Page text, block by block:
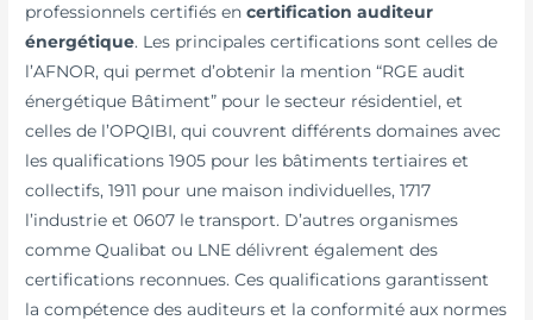
professionnels certifiés encertification auditeur
énergétique. Les principales certifications sont celles de
l’AFNOR, qui permet d’obtenir la mention “RGE audit
énergétique Bâtiment” pour le secteur résidentiel, et
celles de l’OPQIBI, qui couvrent différents domaines avec
les qualifications 1905 pour les bâtiments tertiaires et
collectifs, 1911 pour une maison individuelles, 1717
l’industrie et 0607 le transport. D’autres organismes
comme Qualibat ou LNE délivrent également des
certifications reconnues. Ces qualifications garantissent
la compétence des auditeurs et la conformité aux normes